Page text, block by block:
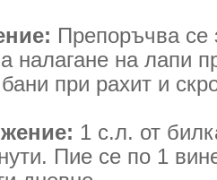
Препоръчва се
налагане на лапи
при рахит и
1 с.л. от
Пие се по 1